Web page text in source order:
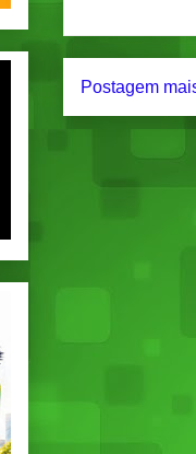
Postagem